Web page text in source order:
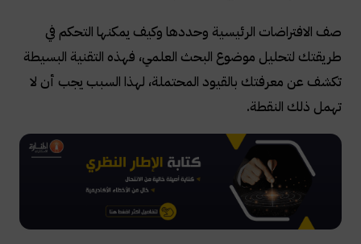
صف الافتراضات الرئيسية وحددها وكيف يمكنها التحكم في
طريقتك لتحليل موضوع البحث العلمي، فهذه التقنية البسيطة
تكشف عن معرفتك بالقيود المحتملة، لهذا السبب يجب أن لا
تهمل ذلك النقطة.